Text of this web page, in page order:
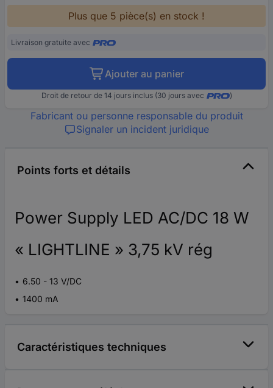
Plus que 5 pièce(s) en stock !
Livraison gratuite avec
Ajouter au panier
Droit de retour de 14 jours inclus (30 jours avec )
Fabricant ou personne responsable du produit
Signaler un incident juridique
Points forts et détails
Power Supply LED AC/DC 18 W
« LIGHTLINE » 3,75 kV rég
6.50 - 13 V/DC
1400 mA
Caractéristiques techniques